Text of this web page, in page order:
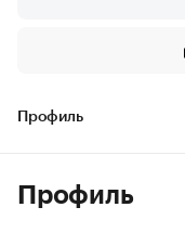
Профиль
Профиль